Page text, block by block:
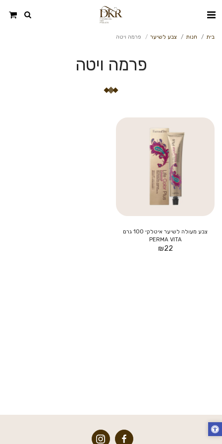
בית חנות צבע לשיער פרמה ויטה
פרמה ויטה
צבע מעולה לשיער איטלקי 100 גרם
PERMA VITA
₪22